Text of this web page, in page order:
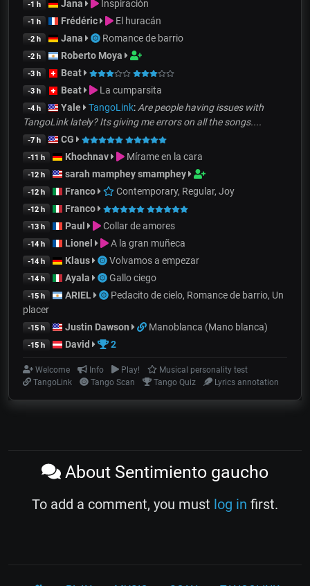
-1 h Jana Inspiración
-1 h Frédéric El huracán
-2 h Jana Romance de barrio
-2 h Roberto Moya
-3 h Beat
-3 h Beat La cumparsita
-4 h Yale TangoLink: Are people having issues with
TangoLink lately? Its giving me errors on all the songs....
-7 h CG
-11 h Khochnav Mírame en la cara
-12 h sarah mamphey smamphey
-12 h Franco Contemporary, Regular, Joy
-12 h Franco
-13 h Paul Collar de amores
-14 h Lionel A la gran muñeca
-14 h Klaus Volvamos a empezar
-14 h Ayala Gallo ciego
-15 h ARIEL
Pedacito de cielo, Romance de barrio, Un
placer
-15 h Justin Dawson Manoblanca (Mano blanca)
-15 h David 2
Welcome Info Play!
Musical personality test
TangoLink
Tango Scan Tango Quiz Lyrics annotation
About Sentimiento gaucho
To add a comment, you must log in first.